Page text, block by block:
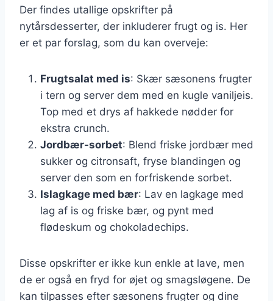
Der findes utallige opskrifter på
nytårsdesserter, der inkluderer frugt og is. Her
er et par forslag, som du kan overveje:
Frugtsalat med is: Skær sæsonens frugter
i tern og server dem med en kugle vaniljeis.
Top med et drys af hakkede nødder for
ekstra crunch.
Jordbær-sorbet: Blend friske jordbær med
sukker og citronsaft, fryse blandingen og
server den som en forfriskende sorbet.
Islagkage med bær: Lav en lagkage med
lag af is og friske bær, og pynt med
flødeskum og chokoladechips.
Disse opskrifter er ikke kun enkle at lave, men
de er også en fryd for øjet og smagsløgene. De
kan tilpasses efter sæsonens frugter og dine